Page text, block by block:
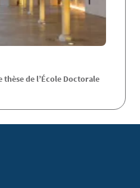
thèse de l’École Doctorale